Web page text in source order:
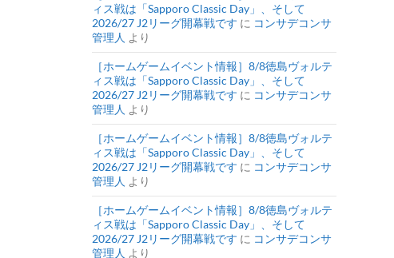
ィス戦は「Sapporo Classic Day」、そして
2026/27 J2リーグ開幕戦です に コンサデコンサ
管理人 より
［ホームゲームイベント情報］8/8徳島ヴォルテ
ィス戦は「Sapporo Classic Day」、そして
2026/27 J2リーグ開幕戦です に コンサデコンサ
管理人 より
［ホームゲームイベント情報］8/8徳島ヴォルテ
ィス戦は「Sapporo Classic Day」、そして
2026/27 J2リーグ開幕戦です に コンサデコンサ
管理人 より
［ホームゲームイベント情報］8/8徳島ヴォルテ
ィス戦は「Sapporo Classic Day」、そして
2026/27 J2リーグ開幕戦です に コンサデコンサ
管理人 より